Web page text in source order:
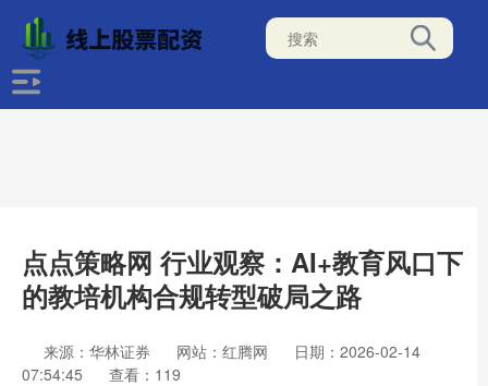
点点策略网 行业观察：AI+教育风口下
的教培机构合规转型破局之路
来源：华林证券 网站：红腾网
日期：2026-02-14
07:54:45
查看：119